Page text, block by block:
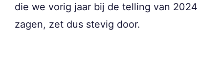
die we vorig jaar bij de telling van 2024
zagen, zet dus stevig door.